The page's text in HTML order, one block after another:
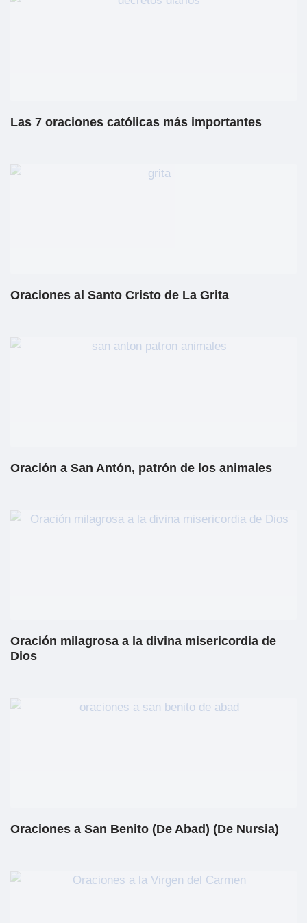
Las 7 oraciones católicas más importantes
Oraciones al Santo Cristo de La Grita
Oración a San Antón, patrón de los animales
Oración milagrosa a la divina misericordia de
Dios
Oraciones a San Benito (De Abad) (De Nursia)